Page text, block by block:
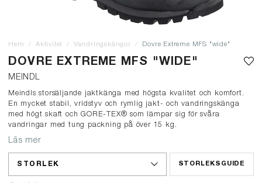
Hem Aktivitet Vandringskängor Dovre Extreme MFS "wide"
DOVRE EXTREME MFS "WIDE"
MEINDL
Meindls storsäljande jaktkänga med högsta kvalitet och komfort.
En mycket stabil, vridstyv och rymlig jakt- och vandringskänga
med högt skaft och GORE-TEX® som lämpar sig för svåra
vandringar med tung packning på över 15 kg.
Läs mer
STORLEKSGUIDE
STORLEK